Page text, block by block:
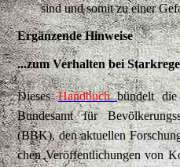
sind und somit zu einer
Ergänzende Hinweise
...zum Verhalten bei
Die­sesHand­buch bün­delt die
Bundesamt für
(BBK), den ak­tu­el­len
chen Ver­öf­fent­li­chun­gen von